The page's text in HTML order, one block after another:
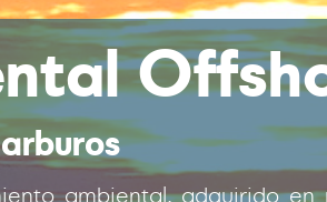
ambiental, adquirido en